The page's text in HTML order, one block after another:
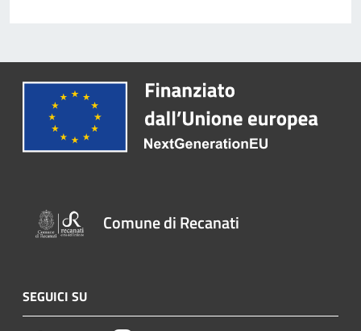
Comune di Recanati
SEGUICI SU